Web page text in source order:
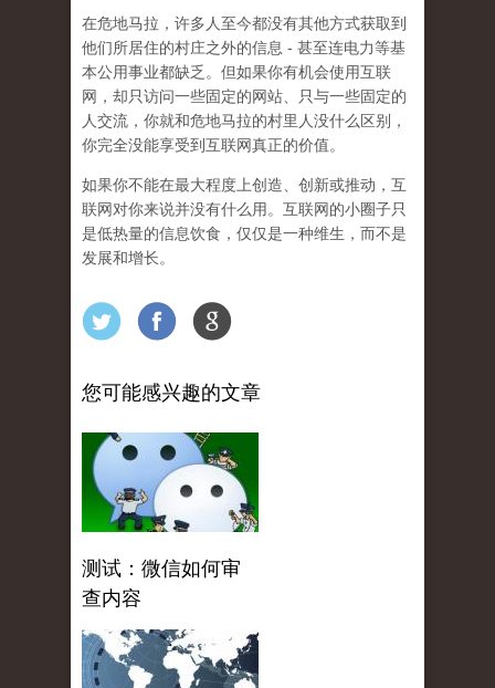
在危地马拉，许多人至今都没有其他方式获取到
他们所居住的村庄之外的信息 - 甚至连电力等基
本公用事业都缺乏。但如果你有机会使用互联
网，却只访问一些固定的网站、只与一些固定的
人交流，你就和危地马拉的村里人没什么区别，
你完全没能享受到互联网真正的价值。
如果你不能在最大程度上创造、创新或推动，互
联网对你来说并没有什么用。互联网的小圈子只
是低热量的信息饮食，仅仅是一种维生，而不是
发展和增长。
您可能感兴趣的文章
测试：微信如何审
查内容